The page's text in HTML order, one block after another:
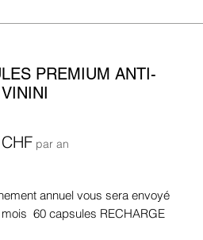
PREMIUM ANTI-
Prix
par an
annuel vous sera envoyé
60 capsules RECHARGE